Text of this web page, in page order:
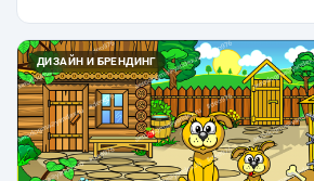
ДИЗАЙН И БРЕНДИНГ